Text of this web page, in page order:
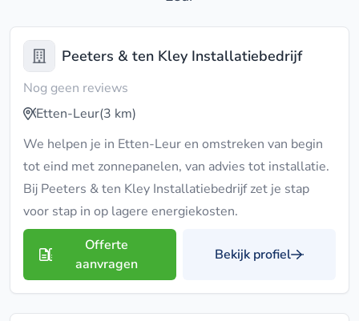
Peeters & ten Kley Installatiebedrijf
Nog geen reviews
Etten-Leur(3 km)
We helpen je in Etten-Leur en omstreken van begin
tot eind met zonnepanelen, van advies tot installatie.
Bij Peeters & ten Kley Installatiebedrijf zet je stap
voor stap in op lagere energiekosten.
Offerte
aanvragen
Bekijk profiel